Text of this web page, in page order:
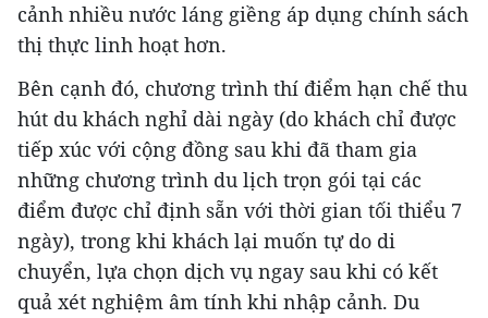
cảnh nhiều nước láng giềng áp dụng chính sách
thị thực linh hoạt hơn.
Bên cạnh đó, chương trình thí điểm hạn chế thu
hút du khách nghỉ dài ngày (do khách chỉ được
tiếp xúc với cộng đồng sau khi đã tham gia
những chương trình du lịch trọn gói tại các
điểm được chỉ định sẵn với thời gian tối thiểu 7
ngày), trong khi khách lại muốn tự do di
chuyển, lựa chọn dịch vụ ngay sau khi có kết
quả xét nghiệm âm tính khi nhập cảnh. Du